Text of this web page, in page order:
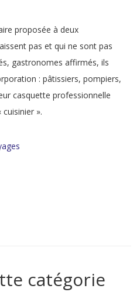
proposée à deux
pas et qui ne sont pas
gastronomes affirmés, ils
: pâtissiers, pompiers,
casquette professionnelle
».
catégorie